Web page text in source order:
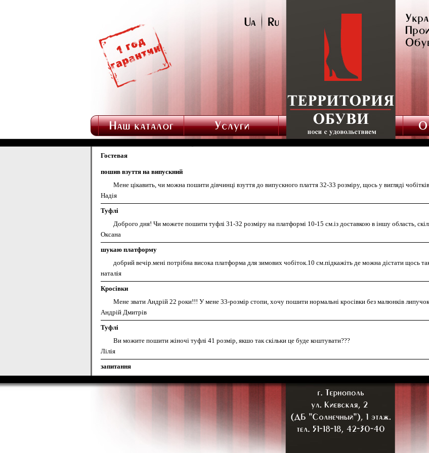
Гостевая
пошив взуття на випускний
Мене цікавить, чи можна пошити дівчинці взуття до випускного плаття 32-33 розміру, щось у вигляді чобітків
Надія
Туфлі
Доброго дня! Чи можете пошити туфлі 31-32 розміру на платформі 10-15 см.із доставкою в іншу область,
Оксана
шукаю платформу
добрий вечір.мені потрібна висока платформа для зимових чобіток.10 см.підкажіть де можна дістати щось
наталія
Кросівки
Мене звати Андрій 22 роки!!! У мене 33-розмір стопи, хочу пошити нормальні кросівки без малюнків
Андрій Дмитрів
Туфлі
Ви можите пошити жіночі туфлі 41 розмір, якшо так скільки це буде коштувати???
Лілія
запитання